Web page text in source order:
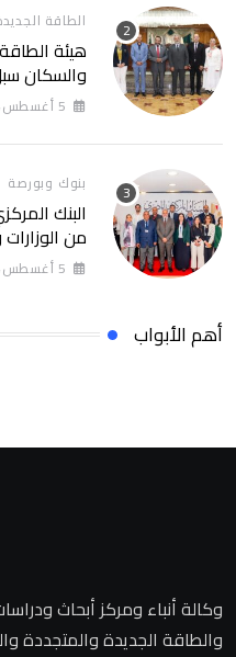
الطاقة
هيئة
والسكان
والعلاج
5 أغسطس، 2026
بنوك وبورصة
البنك
من
التمويل
ثقة
5 أغسطس، 2026
أهم الأبواب
وكالة أنباء ومركز أبحاث
والطاقة الجديدة والمتجددة